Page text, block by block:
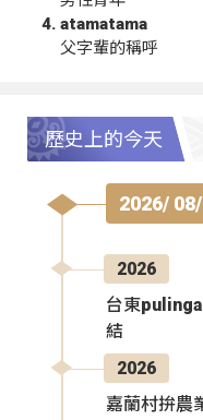
atamatama
父字輩的稱呼
歷史上的今天
2026/
2026
台東
結
2026
嘉蘭村拚農